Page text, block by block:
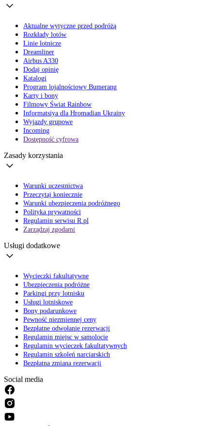
Aktualne wytyczne przed podróżą
Rozkłady lotów
Linie lotnicze
Dreamliner
Airbus A330
Dodaj opinię
Katalogi
Program lojalnościowy Bumerang
Karty i bony
Filmowy Świat Rainbow
Informatsiya dla Hromadian Ukrainy
Wyjazdy grupowe
Incoming
Dostępność cyfrowa
Zasady korzystania
Warunki uczestnictwa
Przeczytaj koniecznie
Warunki ubezpieczenia podróżnego
Polityka prywatności
Regulamin serwisu R.pl
Zarządzaj zgodami
Usługi dodatkowe
Wycieczki fakultatywne
Ubezpieczenia podróżne
Parkingi przy lotnisku
Usługi lotniskowe
Bony podarunkowe
Pewność niezmiennej ceny
Bezpłatne odwołanie rezerwacji
Regulamin miejsc w samolocie
Regulamin wycieczek fakultatywnych
Regulamin szkoleń narciarskich
Bezpłatna zmiana rezerwacji
Social media